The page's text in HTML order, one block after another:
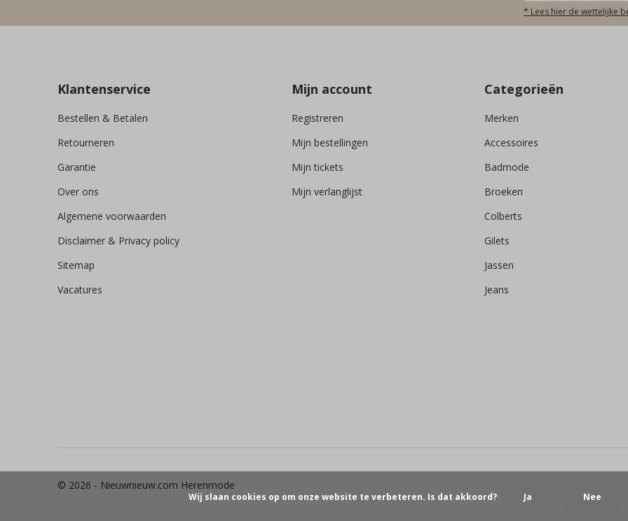
* Lees hier de wettelijke
Klantenservice
Bestellen & Betalen
Retourneren
Garantie
Over ons
Algemene voorwaarden
Disclaimer & Privacy policy
Sitemap
Vacatures
Mijn account
Registreren
Mijn bestellingen
Mijn tickets
Mijn verlanglijst
Categorieën
Merken
Accessoires
Badmode
Broeken
Colberts
Gilets
Jassen
Jeans
© 2026 - Nieuwnieuw.com Herenmode
Wij slaan cookies op om onze website te verbeteren. Is dat akkoord? Ja Nee